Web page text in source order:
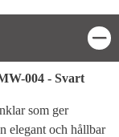
004 - Svart
som ger
elegant och hållbar